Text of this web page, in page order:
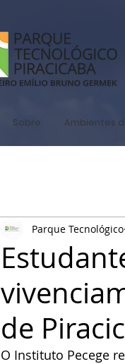
Sobre Ambientes
de
Parque Tecnológico
O Instituto Pecege